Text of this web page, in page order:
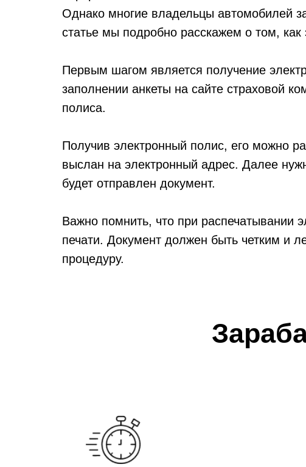
Однако многие владельцы автомобилей
статье мы подробно расскажем о том, как
Первым шагом является получение
заполнении анкеты на сайте страховой
полиса.
Получив электронный полис, его можно
выслан на электронный адрес. Далее
будет отправлен документ.
Важно помнить, что при распечатывании
печати. Документ должен быть четким и
процедуру.